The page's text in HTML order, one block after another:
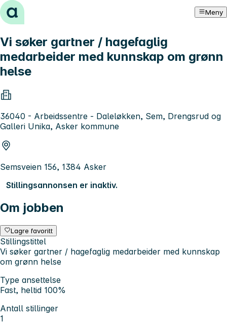
Hopp til innhold Meny
Vi søker gartner / hagefaglig
medarbeider med kunnskap om grønn
helse
36040 - Arbeidssentre - Daleløkken, Sem, Drengsrud og
Galleri Unika, Asker kommune
Semsveien 156, 1384 Asker
Stillingsannonsen er inaktiv.
Om jobben
Lagre favoritt
Stillingstittel
Vi søker gartner / hagefaglig medarbeider med kunnskap
om grønn helse
Type ansettelse
Fast, heltid 100%
Antall stillinger
1